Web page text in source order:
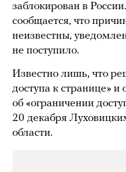
заблокирован в
сообщается, что
неизвестны,
не поступило.
Известно лишь, что
доступа к странице»
об «ограничении
20 декабря
области.